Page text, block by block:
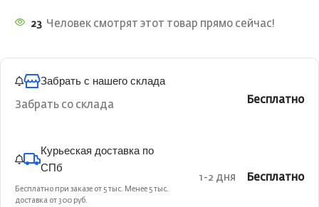
23 Человек смотрят этот товар прямо сейчас!
Забрать с нашего склада
Забрать со склада Бесплатно
Курьеская доставка по
СПб
Бесплатно при заказе от 5 тыс. Менее 5 тыс.
доставка от 300 руб.
1-2 дня Бесплатно